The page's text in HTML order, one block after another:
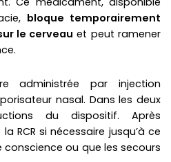
bloque temporairement
le cerveau et peut ramener
administrée par injection
nasal. Dans les deux
du dispositif. Après
RCR si nécessaire jusqu’à ce
ou que les secours